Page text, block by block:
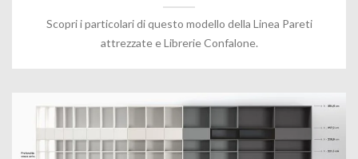
Scopri i particolari di questo modello della Linea Pareti
attrezzate e Librerie Confalone.